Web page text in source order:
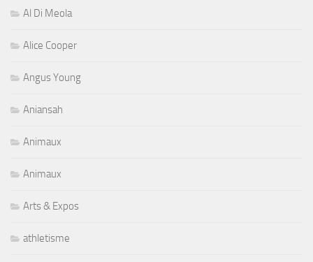
Al Di Meola
Alice Cooper
Angus Young
Aniansah
Animaux
Animaux
Arts & Expos
athletisme